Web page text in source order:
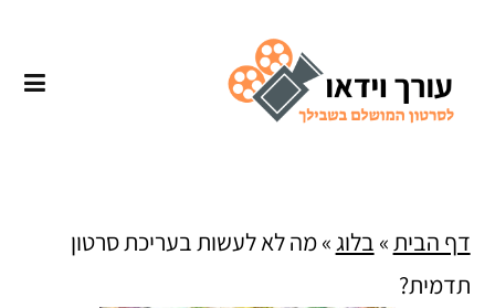
דף הבית» בלוג»מה לא לעשות בעריכת סרטון
תדמית?